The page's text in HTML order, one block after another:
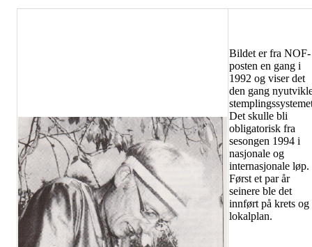
Bildet er fra NOF-
posten en gang i
1992 og viser det
den gang
Det skulle bli
obligatorisk fra
sesongen 1994 i
nasjonale og
internasjonale løp.
Først et par år
seinere ble det
innført på krets og
lokalplan.